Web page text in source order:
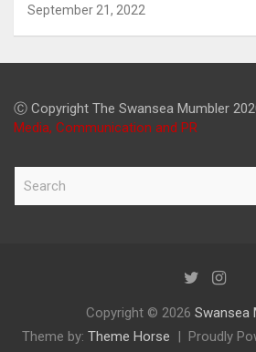
September 21, 2022
Ⓒ Copyright The Swansea Mumbler
Media, Communication and PR
Copyright © 2026 Swansea
Theme by: Theme Horse Proudly